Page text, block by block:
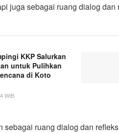
juga sebagai ruang dialog dan
KKP Salurkan
untuk Pulihkan
di Koto
WIB
sebagai ruang dialog dan